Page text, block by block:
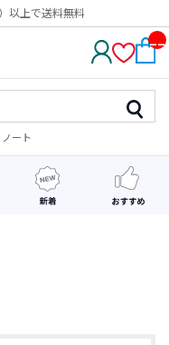
以上で送料無料
__
M_
CN
ノート